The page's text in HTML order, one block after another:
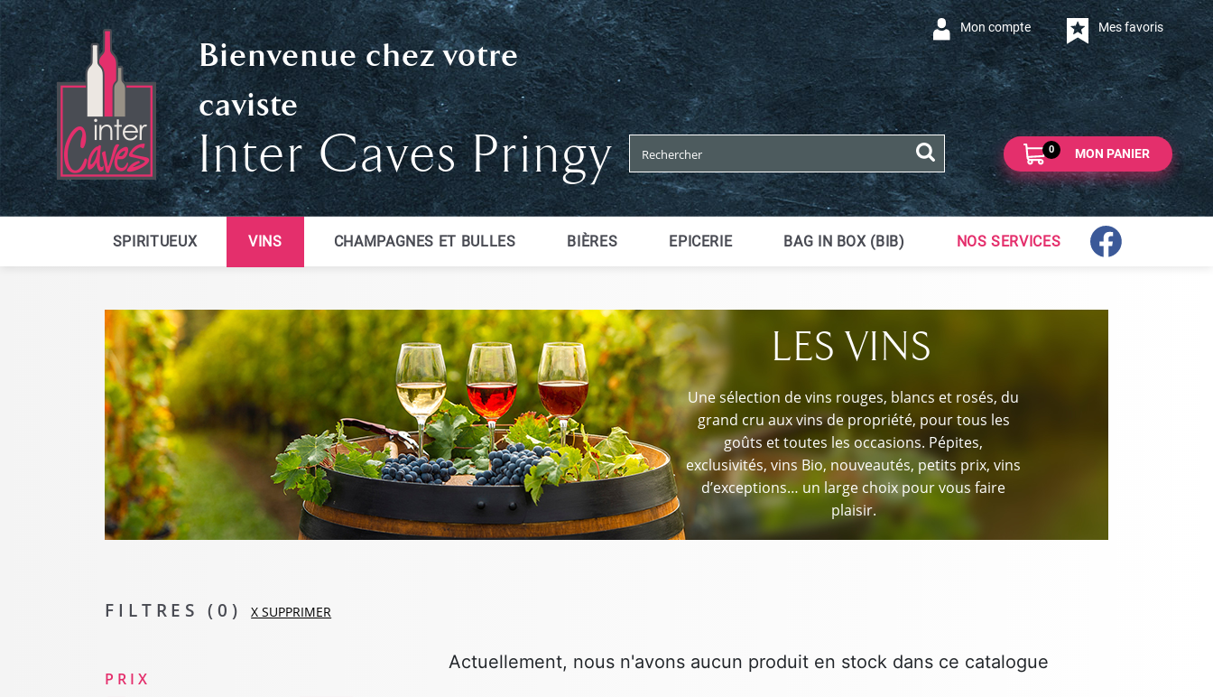
Mes favoris
Mon compte
Bienvenue chez votre
caviste
Inter Caves Pringy MON PANIER
0
SPIRITUEUX VINS CHAMPAGNES ET BULLES BIÈRES EPICERIE BAG IN BOX (BIB) NOS SERVICES
LES VINS
Une sélection de vins rouges, blancs et rosés, du
grand cru aux vins de propriété, pour tous les
goûts et toutes les occasions. Pépites,
exclusivités, vins Bio, nouveautés, petits prix, vins
d’exceptions… un large choix pour vous faire
plaisir.
FILTRES (0) X SUPPRIMER
PRIX
Actuellement, nous n'avons aucun produit en stock dans ce catalogue